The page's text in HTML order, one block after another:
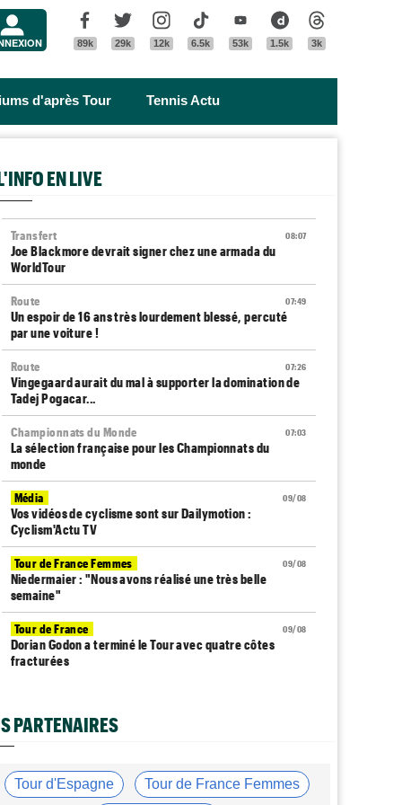
Facebook
89k
Twitter
29k
Instagram
12k
Tik Tok
6.5k
Youtube
53k
Dailymotion
1.5k 3k
d'après Tour Tennis Actu
EN LIVE
08:07
Transfert
Joe Blackmore devrait signer chez une armada du
WorldTour
07:49
Route
Un espoir de 16 ans très lourdement blessé, percuté
par une voiture !
07:26
Route
Vingegaard aurait du mal à supporter la domination de
Tadej Pogacar...
07:03
Championnats du Monde
La sélection française pour les Championnats du
monde
09/08
Média
Vos vidéos de cyclisme sont sur Dailymotion :
Cyclism'Actu TV
09/08
Tour de France Femmes
Niedermaier : "Nous avons réalisé une très belle
semaine"
09/08
Tour de France
Dorian Godon a terminé le Tour avec quatre côtes
fracturées
Vuelta !
Tadej Pogacar a joué les supporters pour Urska Zigart
PARTENAIRES
Tour d'Espagne Tour de France Femmes